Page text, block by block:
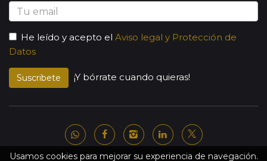
Usamos cookies para mejorar su experiencia de navegación.
He leído y acepto el Aviso legal y Protección de
Datos
Suscribete ¡Y bórrate cuando quieras!